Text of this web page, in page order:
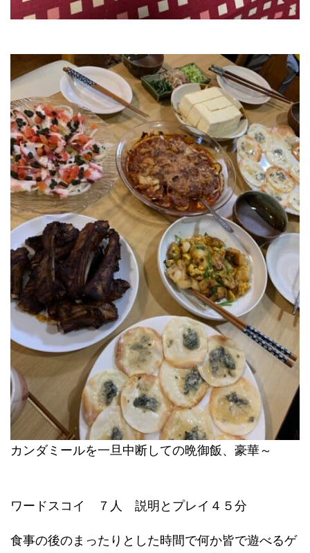
カンダミールを一旦中断しての晩御飯、豪華～
ワードスコイ ７人 説明とプレイ４５分
食事の後のまったりとした時間で何か皆で遊べるゲ